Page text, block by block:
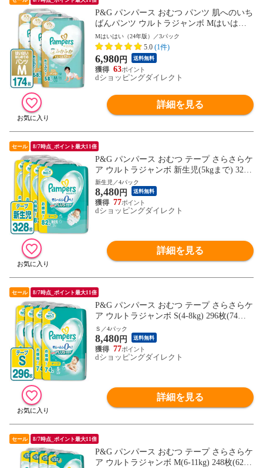
P&G パンパース おむつ パンツ 肌へのいち
ばんパンツ ウルトラジャンボ Mはいはい(5
-10kg) 174枚(58枚×3パック) 4987176206886
Mはいはい（24年版）／3パック
5.0 (1件)
6,980円 送料無料
63
dショッピングダイレクト
詳細を見る
セール 8/7時点_ポイント最大11倍
P&G パンパース おむつ テープ さらさらケ
ア ウルトラジャンボ 新生児(5kgまで) 328
枚(82枚×4パック) 4987176207043
新生児／4パック
8,480円 送料無料
77
dショッピングダイレクト
詳細を見る
セール 8/7時点_ポイント最大11倍
P&G パンパース おむつ テープ さらさらケ
ア ウルトラジャンボ S(4-8kg) 296枚(74枚×
4パック) 4987176207036
Ｓ／4パック
8,480円 送料無料
77
dショッピングダイレクト
詳細を見る
セール 8/7時点_ポイント最大11倍
P&G パンパース おむつ テープ さらさらケ
ア ウルトラジャンボ M(6-11kg) 248枚(62枚